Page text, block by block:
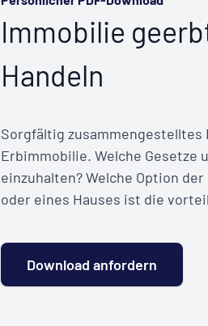
Immobilie
Handeln
Sorgfältig zusammengestelltes
Erbimmobilie. Welche Gesetze
einzuhalten? Welche Option
oder eines Hauses ist die
Download anfordern